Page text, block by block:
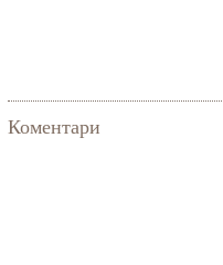
Коментари